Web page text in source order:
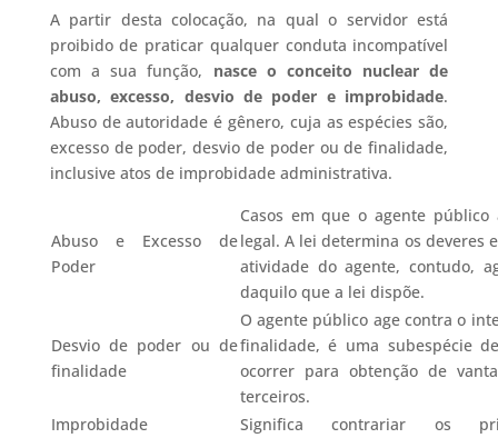
A partir desta colocação, na qual o servidor está
proibido de praticar qualquer conduta incompatível
com a sua função, nasce o conceito nuclear de
abuso, excesso, desvio de poder e improbidade.
Abuso de autoridade é gênero, cuja as espécies são,
excesso de poder, desvio de poder ou de finalidade,
inclusive atos de improbidade administrativa.
Abuso e Excesso de
Poder
Casos em que o agente
legal. A lei determina os deveres
atividade do agente, contudo,
daquilo que a lei dispõe.
Desvio de poder ou de
finalidade
O agente público age contra o
finalidade, é uma subespécie
ocorrer para obtenção de
terceiros.
Improbidade
Significa contrariar os